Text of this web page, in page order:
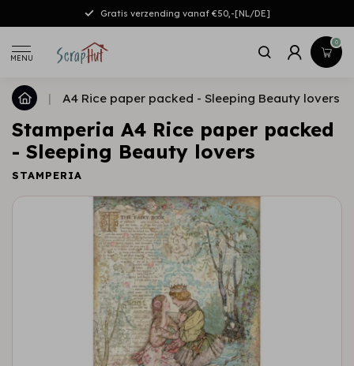
Gratis verzending vanaf €50,-[NL/DE]
MENU
0
| A4 Rice paper packed - Sleeping Beauty lovers
Stamperia A4 Rice paper packed
- Sleeping Beauty lovers
STAMPERIA